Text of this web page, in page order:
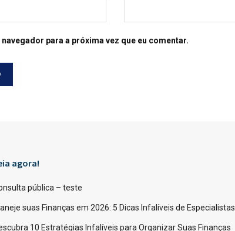
para a próxima vez que eu comentar.
agora!
pública – teste
suas Finanças em 2026: 5 Dicas Infalíveis de Especialistas
10 Estratégias Infalíveis para Organizar Suas Finanças